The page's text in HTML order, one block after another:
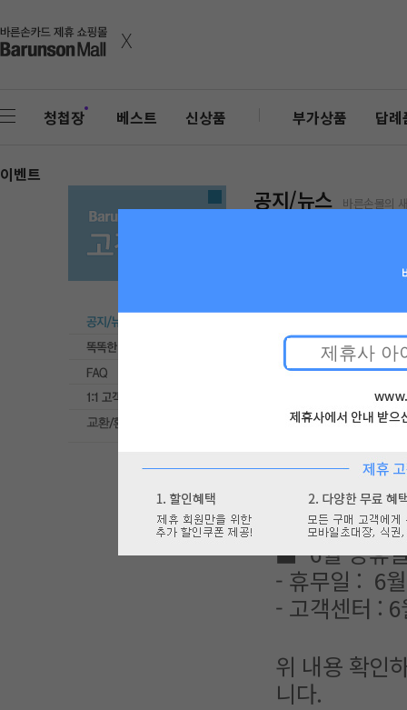
x
청첩장 베스트 신상품 부가상품 답례
이벤트
공지/뉴스 바른손몰의
작성일 :
안녕하세요.
바른손몰을
6월 공휴일
니다.
■ 6월 공휴
- 휴무일 : 6
- 고객센터 :
위 내용 확인
니다.